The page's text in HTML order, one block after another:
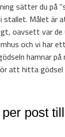
sätter du på
stallet. Målet är
oavsett var de
och vi har
hamnar på
att hitta gödsel
post till